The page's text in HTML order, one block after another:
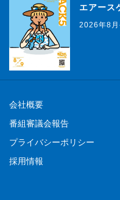
エアース
2026年8月
会社概要
番組審議会報告
プライバシーポリシー
採用情報